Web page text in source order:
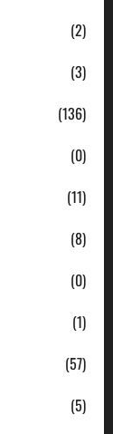
(2)
(3)
(136)
(0)
(11)
(8)
(0)
(1)
(57)
(5)